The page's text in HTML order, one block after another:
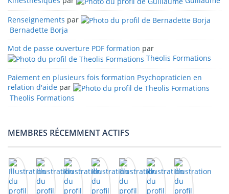
Renseignements par
Bernadette Borja
Mot de passe ouverture PDF formation par
Theolis Formations
Paiement en plusieurs fois formation Psychopraticien en
relation d'aide par
Theolis Formations
MEMBRES RÉCEMMENT ACTIFS